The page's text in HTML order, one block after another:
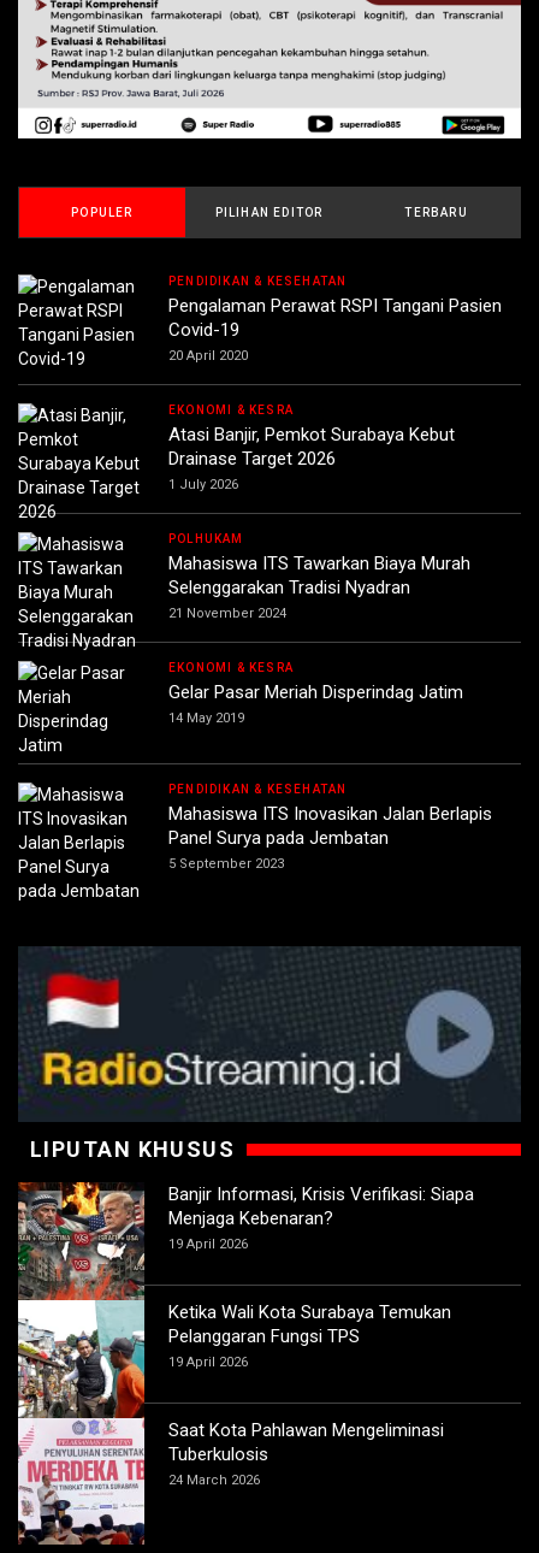
POPULER PILIHAN EDITOR TERBARU
PENDIDIKAN & KESEHATAN
Pengalaman Perawat RSPI Tangani Pasien
Covid-19
20 April 2020
EKONOMI & KESRA
Atasi Banjir, Pemkot Surabaya Kebut
Drainase Target 2026
1 July 2026
POLHUKAM
Mahasiswa ITS Tawarkan Biaya Murah
Selenggarakan Tradisi Nyadran
21 November 2024
EKONOMI & KESRA
Gelar Pasar Meriah Disperindag Jatim
14 May 2019
PENDIDIKAN & KESEHATAN
Mahasiswa ITS Inovasikan Jalan Berlapis
Panel Surya pada Jembatan
5 September 2023
LIPUTAN KHUSUS
Banjir Informasi, Krisis Verifikasi: Siapa
Menjaga Kebenaran?
19 April 2026
Ketika Wali Kota Surabaya Temukan
Pelanggaran Fungsi TPS
19 April 2026
Saat Kota Pahlawan Mengeliminasi
Tuberkulosis
24 March 2026